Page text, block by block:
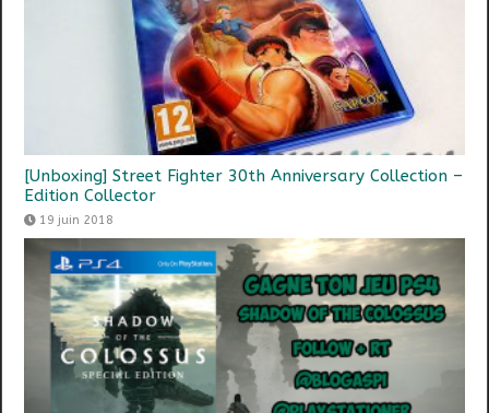
[Unboxing] Street Fighter 30th Anniversary Collection –
Edition Collector
19 juin 2018